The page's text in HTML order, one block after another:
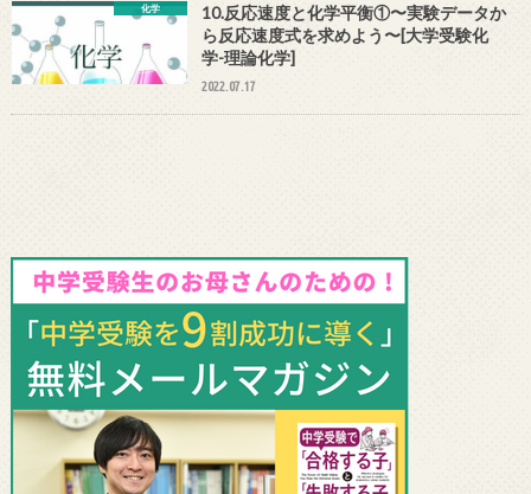
化学
10.反応速度と化学平衡①〜実験データか
ら反応速度式を求めよう〜[大学受験化
学-理論化学]
2022.07.17